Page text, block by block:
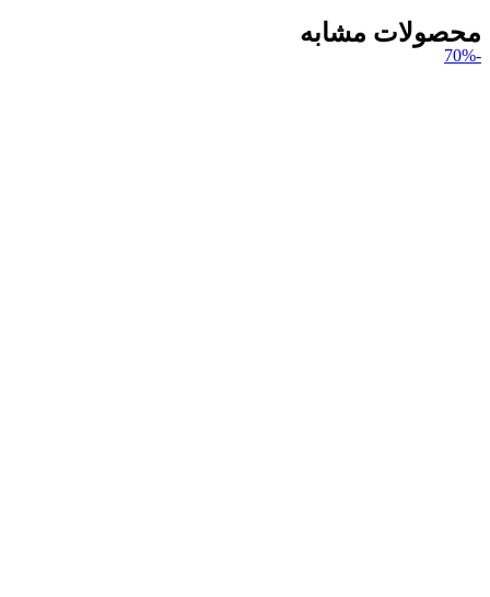
محصولات مشابه
-70%